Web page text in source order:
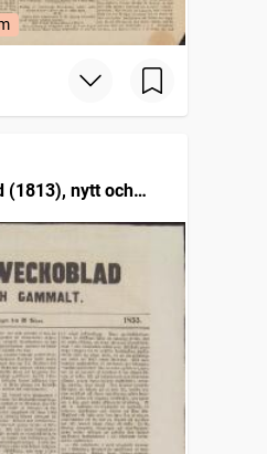
(1813), nytt och